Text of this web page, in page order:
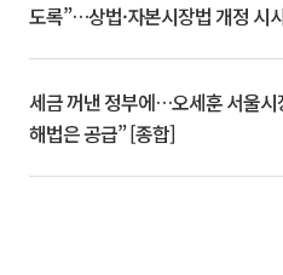
도록”…상법·자본시장법 개정 시
세금 꺼낸 정부에…오세훈 서울시
해법은 공급” [종합]